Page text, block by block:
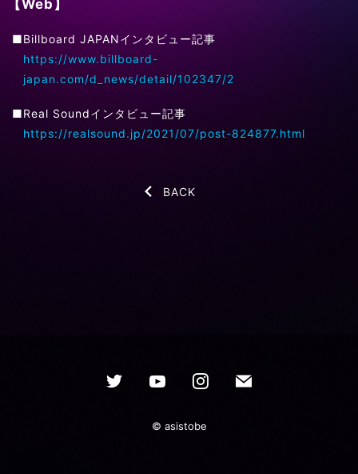
【Web】
■Billboard JAPANインタビュー記事
https://www.billboard-
japan.com/d_news/detail/102347/2
■Real Soundインタビュー記事
https://realsound.jp/2021/07/post-824877.html
BACK
© asistobe